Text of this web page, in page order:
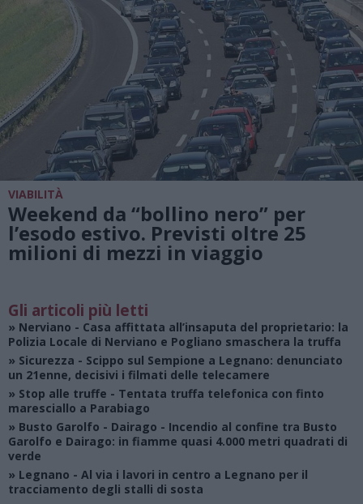
VIABILITÀ
Weekend da “bollino nero” per
l’esodo estivo. Previsti oltre 25
milioni di mezzi in viaggio
Gli articoli più letti
» Nerviano - Casa affittata all’insaputa del proprietario: la
Polizia Locale di Nerviano e Pogliano smaschera la truffa
» Sicurezza - Scippo sul Sempione a Legnano: denunciato
un 21enne, decisivi i filmati delle telecamere
» Stop alle truffe - Tentata truffa telefonica con finto
maresciallo a Parabiago
» Busto Garolfo - Dairago - Incendio al confine tra Busto
Garolfo e Dairago: in fiamme quasi 4.000 metri quadrati di
verde
» Legnano - Al via i lavori in centro a Legnano per il
tracciamento degli stalli di sosta